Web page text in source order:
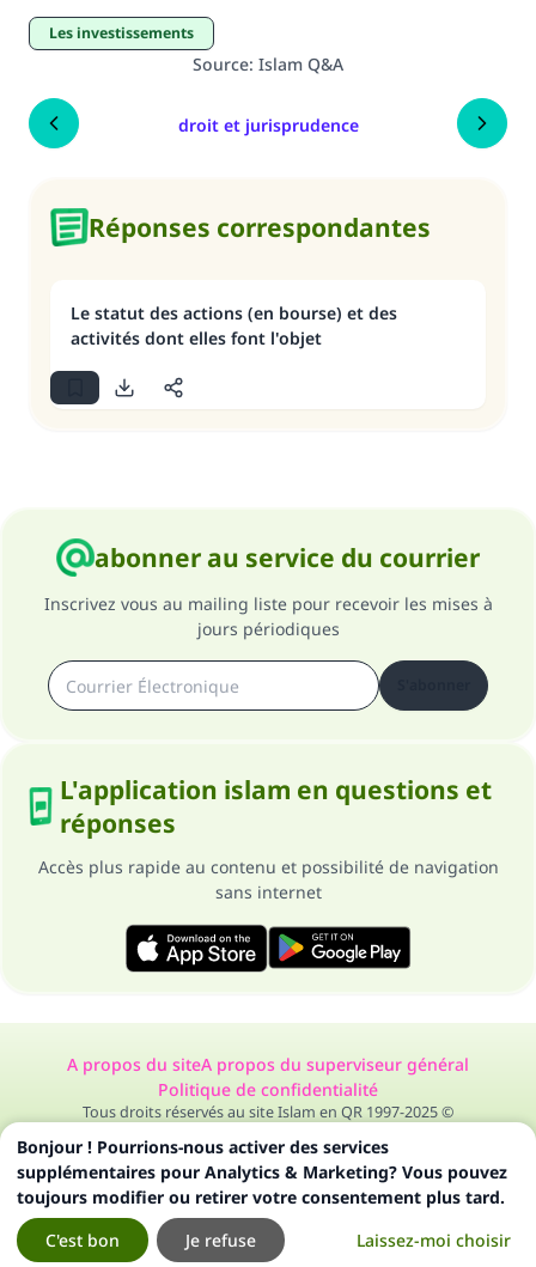
Les investissements
Source: Islam Q&A
droit et jurisprudence
Réponses correspondantes
Le statut des actions (en bourse) et des
activités dont elles font l'objet
abonner au service du courrier
Inscrivez vous au mailing liste pour recevoir les mises à
jours périodiques
L'application islam en questions et
réponses
Accès plus rapide au contenu et possibilité de navigation
sans internet
A propos du siteA propos du superviseur général
Politique de confidentialité
Tous droits réservés au site Islam en QR 1997-2025 ©
Bonjour ! Pourrions-nous activer des services
supplémentaires pour Analytics & Marketing? Vous pouvez
toujours modifier ou retirer votre consentement plus tard.
Laissez-moi choisir
Je refuse
C'est bon